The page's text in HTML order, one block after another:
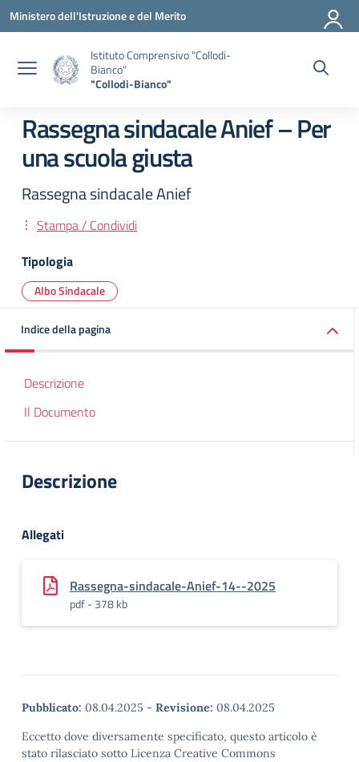
Vai ai contenuti
Vai al menu di navigazione
Vai al footer
Ministero dell'Istruzione e del Merito
Istituto Comprensivo "Collodi-
Bianco"
"Collodi-Bianco"
Rassegna sindacale Anief – Per
una scuola giusta
Rassegna sindacale Anief
Stampa / Condividi
Tipologia
Albo Sindacale
Indice della pagina
Descrizione
Il Documento
Descrizione
Allegati
Rassegna-sindacale-Anief-14--2025
pdf - 378 kb
Pubblicato: 08.04.2025 - Revisione: 08.04.2025
Eccetto dove diversamente specificato, questo articolo è
stato rilasciato sotto Licenza Creative Commons